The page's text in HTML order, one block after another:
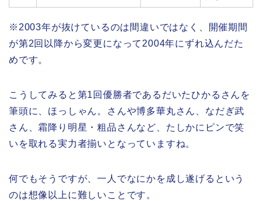
※2003年が抜けているのは間違いではなく、開催期間
が第2回以降から変更になって2004年にずれ込んだた
めです。
こうしてみると第1回優勝者であるだいたひかるさんを
筆頭に、ほっしゃん。さんや博多華丸さん、なだぎ武
さん、霜降り明星・粗品さんなど、たしかにピンで笑
いを取れる実力者揃いとなっていますね。
何でもそうですが、一人でなにかを成し遂げるという
のは想像以上に難しいことです。